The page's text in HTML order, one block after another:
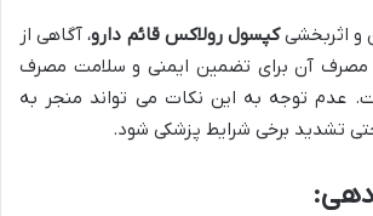
و اثربخشیکپسول رولاکس قائم دارو، آگاهی از
مصرف آن برای تضمین ایمنی و سلامت مصرف
عدم توجه به این نکات می تواند منجر به
تشدید برخی شرایط پزشکی شود.